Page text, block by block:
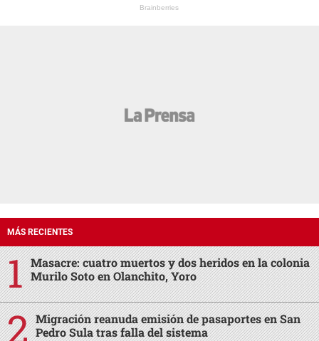
Brainberries
MÁS RECIENTES
Masacre: cuatro muertos y dos heridos en la colonia
Murilo Soto en Olanchito, Yoro
Migración reanuda emisión de pasaportes en San
Pedro Sula tras falla del sistema